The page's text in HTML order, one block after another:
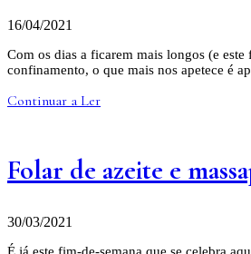
16/04/2021
Com os dias a ficarem mais longos (e
confinamento, o que mais nos apetece é
Continuar a Ler
Folar de azeite e
30/03/2021